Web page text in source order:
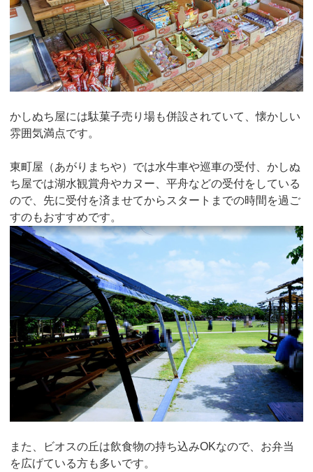
かしぬち屋には駄菓子売り場も併設されていて、懐かしい
雰囲気満点です。
東町屋（あがりまちや）では水牛車や巡車の受付、かしぬ
ち屋では湖水観賞舟やカヌー、平舟などの受付をしている
ので、先に受付を済ませてからスタートまでの時間を過ご
すのもおすすめです。
また、ビオスの丘は飲食物の持ち込みOKなので、お弁当
を広げている方も多いです。